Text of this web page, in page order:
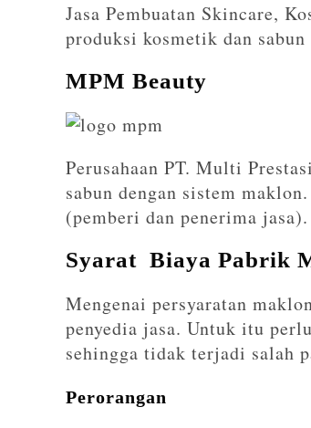
Jasa Pembuatan Skincare,
produksi kosmetik dan
MPM Beauty
Perusahaan PT. Multi
sabun dengan sistem
(pemberi dan penerima jasa).
Syarat Biaya Pabrik
Mengenai persyaratan
penyedia jasa. Untuk itu
sehingga tidak terjadi salah
Perorangan